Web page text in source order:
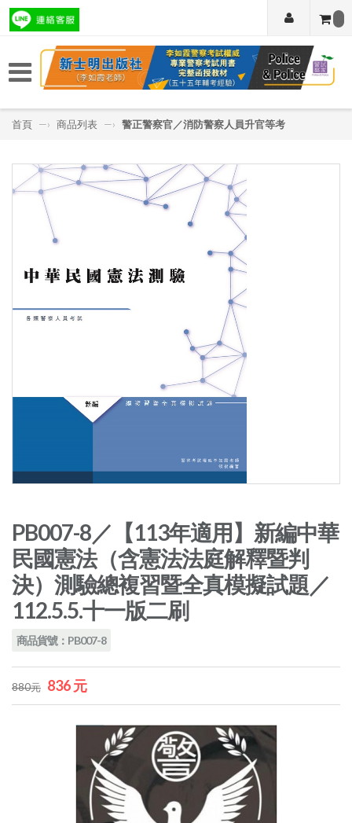
首頁 —› 商品列表 —› 警正警察官／消防警察人員升官等考
PB007-8／【113年適用】新編中華
民國憲法（含憲法法庭解釋暨判
決）測驗總複習暨全真模擬試題／
112.5.5.十一版二刷
商品貨號：PB007-8
880元 836 元